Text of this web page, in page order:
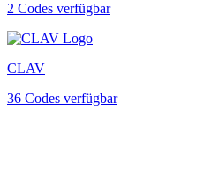
2 Codes verfügbar
CLAV
36 Codes verfügbar